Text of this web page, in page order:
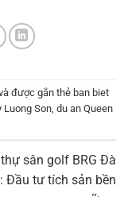
được gắn thẻ ban biet
Luong Son du an Queen
sân golf BRG Đà
Đầu tư tích sản bền